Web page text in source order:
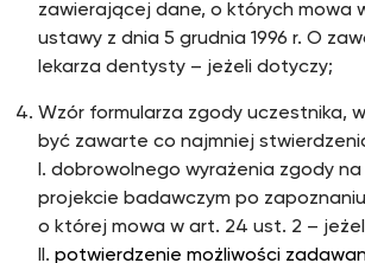
zawierającej dane, o których mowa
ustawy z dnia 5 grudnia 1996 r. O
lekarza dentysty – jeżeli dotyczy;
Wzór formularza zgody uczestnika,
być zawarte co najmniej
I. dobrowolnego wyrażenia zgody
projekcie badawczym po
o której mowa w art. 24 ust. 2 –
II. potwierdzenie możliwości